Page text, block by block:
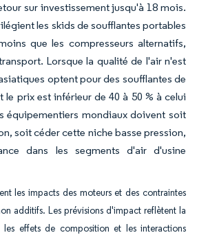
sur investissement jusqu'à 18 mois.
les skids de soufflantes portables
que les compresseurs alternatifs,
Lorsque la qualité de l'air n'est
optent pour des soufflantes de
prix est inférieur de 40 à 50 % à celui
équipementiers mondiaux doivent soit
soit céder cette niche basse pression,
dans les segments d'air d'usine
les impacts des moteurs et des contraintes
additifs. Les prévisions d'impact reflètent la
les effets de composition et les interactions